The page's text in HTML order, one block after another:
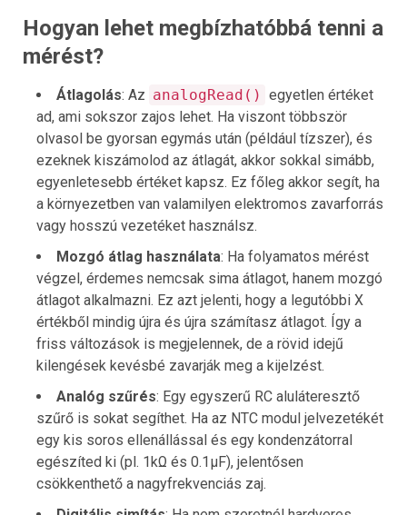
Hogyan lehet megbízhatóbbá tenni a
mérést?
Átlagolás: Az analogRead() egyetlen értéket
ad, ami sokszor zajos lehet. Ha viszont többször
olvasol be gyorsan egymás után (például tízszer), és
ezeknek kiszámolod az átlagát, akkor sokkal simább,
egyenletesebb értéket kapsz. Ez főleg akkor segít, ha
a környezetben van valamilyen elektromos zavarforrás
vagy hosszú vezetéket használsz.
Mozgó átlag használata: Ha folyamatos mérést
végzel, érdemes nemcsak sima átlagot, hanem mozgó
átlagot alkalmazni. Ez azt jelenti, hogy a legutóbbi X
értékből mindig újra és újra számítasz átlagot. Így a
friss változások is megjelennek, de a rövid idejű
kilengések kevésbé zavarják meg a kijelzést.
Analóg szűrés: Egy egyszerű RC aluláteresztő
szűrő is sokat segíthet. Ha az NTC modul jelvezetékét
egy kis soros ellenállással és egy kondenzátorral
egészíted ki (pl. 1kΩ és 0.1µF), jelentősen
csökkenthető a nagyfrekvenciás zaj.